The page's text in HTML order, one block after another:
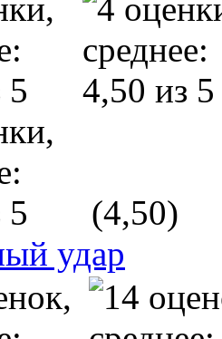
(4,50)
удар